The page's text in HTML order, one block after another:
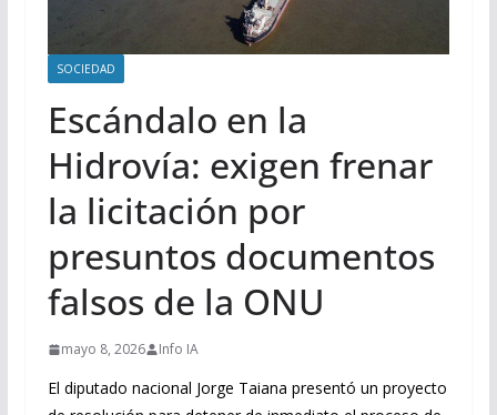
SOCIEDAD
Escándalo en la
Hidrovía: exigen frenar
la licitación por
presuntos documentos
falsos de la ONU
mayo 8, 2026 Info IA
El diputado nacional Jorge Taiana presentó un proyecto